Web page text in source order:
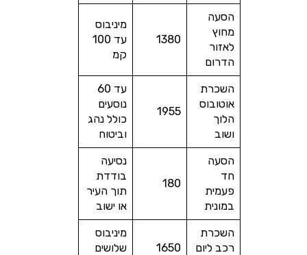
הסעה
מחוץ
לאזור
הדרום
1380
מיניבוס
עד 100
קמ
השכרת
אוטובוס
הלוך
ושוב
1955
עד 60
נוסעים
כולל נהג
וביטוח
הסעה
חד
פעמית
במונית
180
נסיעה
בודדת
תוך העיר
או ישוב
השכרת
רכב ליום
1650
מיניבוס
שלושים